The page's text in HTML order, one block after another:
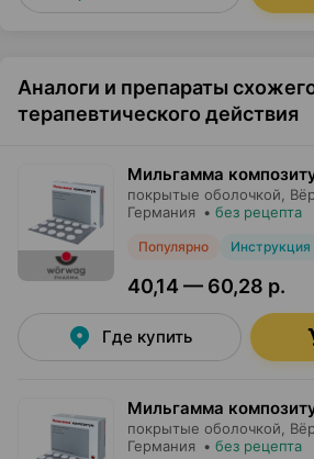
Аналоги и препараты
терапевтического действия
Мильгамма
покрытые оболочкой,
Германия • без рецепта
Популярно Инструкция
40,14 — 60,28 р.
Где купить
Мильгамма
покрытые оболочкой,
Германия • без рецепта